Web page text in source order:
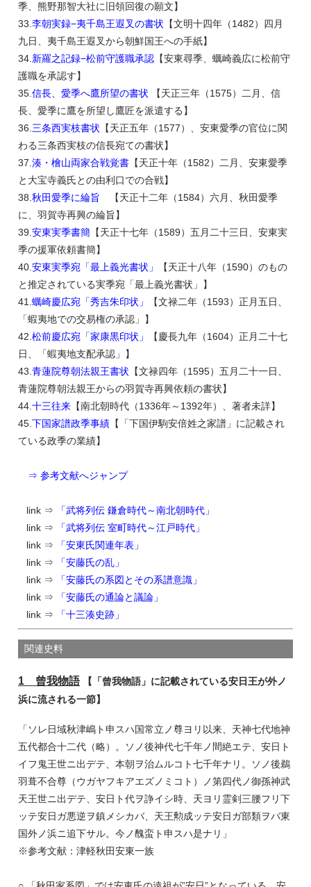
季、熊野那智大社に旧領回復の願文】
33.李朝実録−夷千島王遐叉の書状 【文明十四年（1482）四月
九日、夷千島王遐叉から朝鮮国王への手紙】
34. 新羅之記録−松前守護職承認 【安東尋季、蠣崎義広に松前守
護職を承認す】
35.信長、愛季へ鷹所望の書状 【天正三年（1575）二月、信
長、愛季に鷹を所望し鷹匠を派遣する】
36. 三条西実枝書状 【天正五年（1577）、安東愛季の官位に関
わる三条西実枝の信長宛ての書状】
37.湊・檜山両家合戦覚書 【天正十年（1582）二月、安東愛季
と大宝寺義氏との由利口での合戦】
38.秋田愛季に綸旨
【天正十二年（1584）六月、秋田愛季
に、羽賀寺再興の綸旨】
39.安東実季書簡 【天正十七年（1589）五月二十三日、安東実
季の援軍依頼書簡】
40.安東実季宛「最上義光書状」
【天正十八年（1590）のもの
と推定されている実季宛「最上義光書状」】
41.蠣崎慶広宛「秀吉朱印状」
【文禄二年（1593）正月五日、
「蝦夷地での交易権の承認」】
42.松前慶広宛「家康黒印状」
【慶長九年（1604）正月二十七
日、「蝦夷地支配承認」】
43.青蓮院尊朝法親王書状 【文禄四年（1595）五月二十一日、
青蓮院尊朝法親王からの羽賀寺再興依頼の書状】
44.十三往来 【南北朝時代（1336年～1392年）、著者未詳】
45.下国家譜政季事績 【「下国伊駒安倍姓之家譜」に記載され
ている政季の業績】
⇒ 参考文献へジャンプ
link ⇒
「武将列伝 鎌倉時代～南北朝時代」
link ⇒
「武将列伝 室町時代～江戸時代」
link ⇒
「安東氏関連年表」
link ⇒
「安藤氏の乱」
link ⇒
「安藤氏の系図とその系譜意識」
link ⇒
「安藤氏の通論と議論」
link ⇒
「十三湊史跡」
関連史料
1 曾我物語【「曾我物語」に記載されている安日王が外ノ
浜に流される一節】
「ソレ日域秋津嶋ト申スハ国常立ノ尊ヨリ以来、天神七代地神
五代都合十二代（略）。ソノ後神代七千年ノ間絶エテ、安日ト
イフ鬼王世ニ出デテ、本朝ヲ治ムルコト七千年ナリ。ソノ後鵜
羽葺不合尊（ウガヤフキアエズノミコト）ノ第四代ノ御孫神武
天王世ニ出デテ、安日ト代ヲ諍イシ時、天ヨリ霊剣三腰フリ下
ッテ安日ガ悪逆ヲ鎮メシカバ、天王勲成ッテ安日ガ部類ヲバ東
国外ノ浜ニ追下サル。今ノ醜蛮ト申スハ是ナリ」
※参考文献：津軽秋田安東一族